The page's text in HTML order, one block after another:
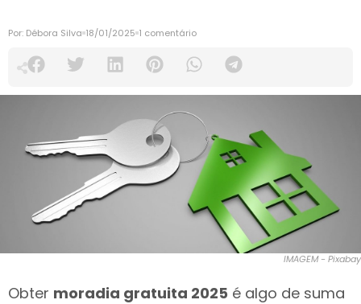
Por: Débora Silva 18/01/2025 1 comentário
IMAGEM - Pixabay
Obter moradia gratuita 2025 é algo de suma